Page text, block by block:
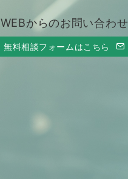
WEBからのお問い合わせ
無料相談フォームはこちら